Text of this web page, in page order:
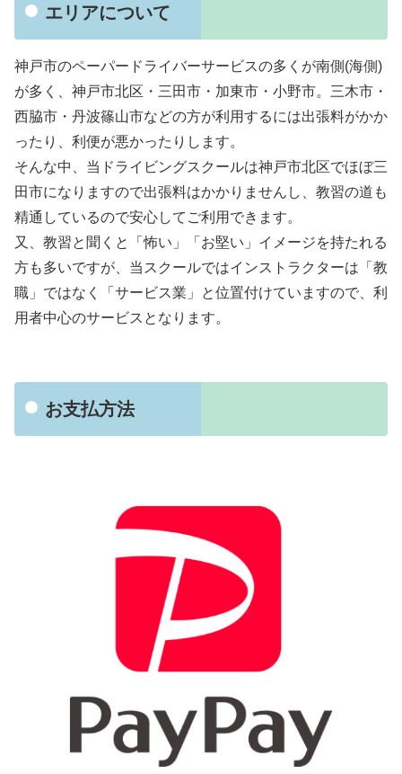
エリアについて
神戸市のペーパードライバーサービスの多くが南側(海側)
が多く、神戸市北区・三田市・加東市・小野市。三木市・
西脇市・丹波篠山市などの方が利用するには出張料がかか
ったり、利便が悪かったりします。
そんな中、当ドライビングスクールは神戸市北区でほぼ三
田市になりますので出張料はかかりませんし、教習の道も
精通しているので安心してご利用できます。
又、教習と聞くと「怖い」「お堅い」イメージを持たれる
方も多いですが、当スクールではインストラクターは「教
職」ではなく「サービス業」と位置付けていますので、利
用者中心のサービスとなります。
お支払方法